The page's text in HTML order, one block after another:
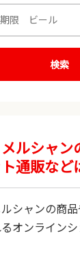
検索
ルシャン
通販など
シャンの商
オンライン